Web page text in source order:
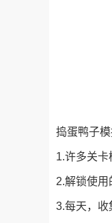
捣蛋鸭子
1.许多关
2.解锁使
3.每天，收